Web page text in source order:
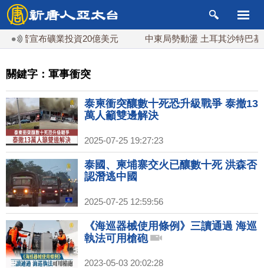
普宣布礦業投資20億美元 中東局勢動盪 土耳其沙特巴基斯
關鍵字：軍事衝突
泰柬衝突釀數十死恐升級戰爭 泰撤13
萬人籲雙邊解決
2025-07-25 19:27:23
泰國、柬埔寨交火已釀數十死 洪森否
認潛逃中國
2025-07-25 12:59:56
《海巡器械使用條例》三讀通過 海巡
執法可用槍砲
2023-05-03 20:02:28